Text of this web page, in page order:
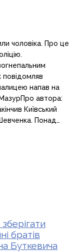
чоловіка. Про це
повідомляв
напав на
МазурПро автора:
Київський
Понад…
братів
Буткевича